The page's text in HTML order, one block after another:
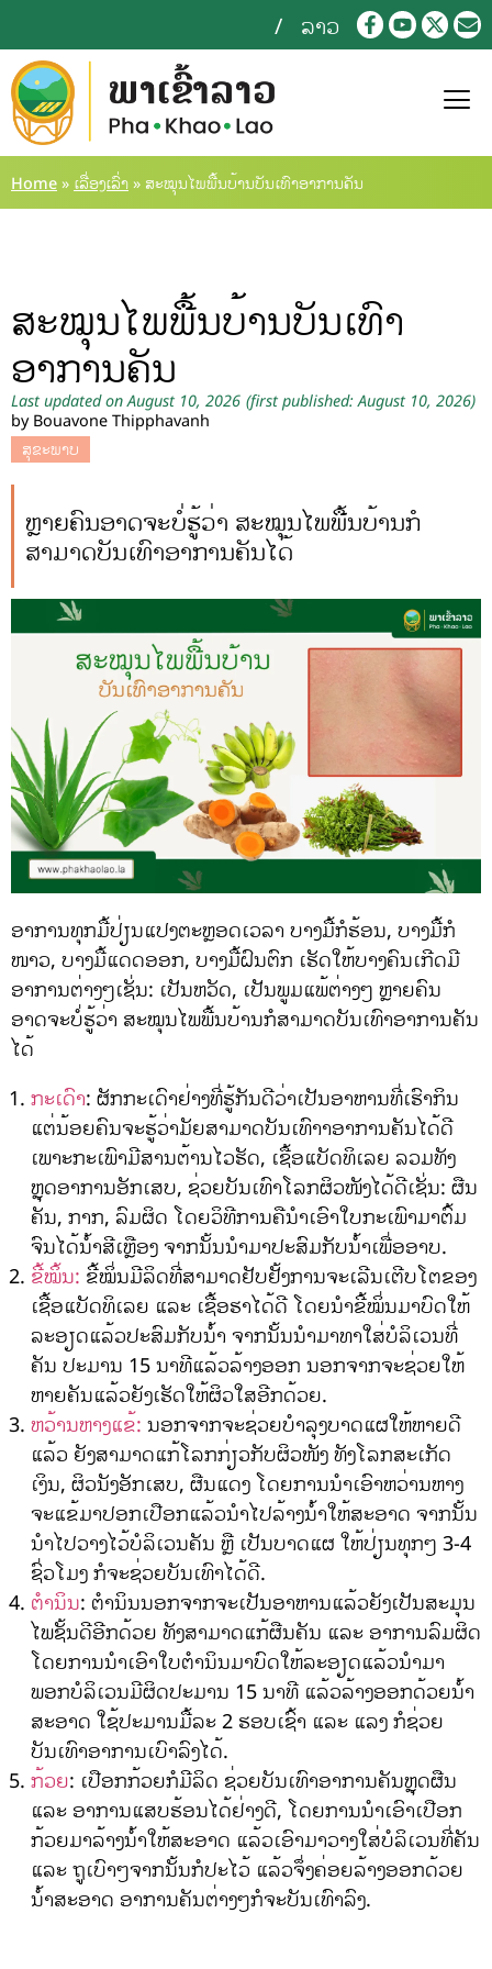
ລາວ
Home » ເລື່ອງເລົ່າ » ສະໝຸນໄພພື້ນບ້ານບັນເທົາອາການຄັນ
ສະໝຸນໄພພື້ນບ້ານບັນເທົາ
ອາການຄັນ
Last updated on August 10, 2026 (first published: August 10, 2026)
by Bouavone Thipphavanh
ສຸຂະພາບ
ຫຼາຍຄົນອາດຈະບໍ່ຮູ້ວ່າ ສະໝຸນໄພພື້ນບ້ານກໍ
ສາມາດບັນເທົາອາການຄັນໄດ້
ອາການທຸກມື້ປ່ຽນແປງຕະຫຼອດເວລາ ບາງມື້ກໍຮ້ອນ, ບາງມື້ກໍ
ໜາວ, ບາງມື້ແດດອອກ, ບາງມື້ຝົນຕົກ ເຮັດໃຫ້ບາງຄົນເກີດມີ
ອາການຕ່າງໆເຊັ່ນ: ເປັນຫວັດ, ເປັນພູມແພ້ຕ່າງໆ ຫຼາຍຄົນ
ອາດຈະບໍ່ຮູ້ວ່າ ສະໝຸນໄພພື້ນບ້ານກໍສາມາດບັນເທົາອາການຄັນ
ໄດ້
ກະເດົາ: ຜັກກະເດົາຢ່າງທີ່ຮູ້ກັນດີວ່າເປັນອາຫານທີ່ເຮົາກິນ
ແຕ່ນ້ອຍຄົນຈະຮູ້ວ່າມັຍສາມາດບັນເທົາາອາການຄັນໄດ້ດີ
ເພາະກະເພົາມີສານຕ້ານໄວຮັດ, ເຊື້ອແບັດທິເລຍ ລວມທັງ
ຫຼຸດອາການອັກເສບ, ຊ່ວຍບັນເທົາໂລກຜິວໜັງໄດ້ດີເຊັ່ນ: ຜືນ
ຄັນ, ກາກ, ລົມຜິດ ໂດຍວິທີການຄືນໍາເອົາໃບກະເພົາມາຕົ້ມ
ຈົນໄດ້ນໍ້າສີເຫຼືອງ ຈາກນັ້ນນໍາມາປະສົມກັບນໍ້າເພື່ອອາບ.
ຂີ້ໝິ້ນ: ຂີ້ໝິ່ນມີລິດທີ່ສາມາດຢັບຢັ້ງການຈະເລີນເຕີບໂຕຂອງ
ເຊື້ອແບັດທິເລຍ ແລະ ເຊື້ອຮາໄດ້ດີ ໂດຍນໍາຂີ້ໝິ່ນມາບົດໃຫ້
ລະອຽດແລ້ວປະສົມກັບນໍ້າ ຈາກນັ້ນນໍາມາທາໃສ່ບໍລິເວນທີ່
ຄັນ ປະມານ 15 ນາທີແລ້ວລ້າງອອກ ນອກຈາກຈະຊ່ວຍໃຫ້
ຫາຍຄັນແລ້ວຍັງເຮັດໃຫ້ຜິວໃສອີກດ້ວຍ.
ຫວ້ານຫາງແຂ້: ນອກຈາກຈະຊ່ວຍບໍາລຸງບາດແຜໃຫ້ຫາຍດີ
ແລ້ວ ຍັງສາມາດແກ້ໂລກກ່ຽວກັບຜິວໜັງ ທັງໂລກສະເກັດ
ເງິນ, ຜິວນັງອັກເສບ, ຜືນແດງ ໂດຍການນໍາເອົາຫວ່ານຫາງ
ຈະແຂ້ມາປອກເປືອກແລ້ວນໍາໄປລ້າງນໍ້າໃຫ້ສະອາດ ຈາກນັ້ນ
ນໍາໄປວາງໄວ້ບໍລິເວນຄັນ ຫຼື ເປັນບາດແຜ ໃຫ້ປ່ຽນທຸກໆ 3-4
ຊົ່ວໂມງ ກໍຈະຊ່ວຍບັນເທົາໄດ້ດີ.
ຕໍານິນ: ຕໍານິນນອກຈາກຈະເປັນອາຫານແລ້ວຍັງເປັນສະມຸນ
ໄພຊັ້ນດີອີກດ້ວຍ ທັງສາມາດແກ້ຜືນຄັນ ແລະ ອາການລົມຜິດ
ໂດຍການນໍາເອົາໃບຕໍານິນມາບົດໃຫ້ລະອຽດແລ້ວນໍາມາ
ພອກບໍລິເວນມີຜິດປະມານ 15 ນາທີ ແລ້ວລ້າງອອກດ້ວຍນໍ້າ
ສະອາດ ໃຊ້ປະມານມື້ລະ 2 ຮອບເຊົ້າ ແລະ ແລງ ກໍຊ່ວຍ
ບັນເທົາອາການເບົາລົງໄດ້.
ກ້ວຍ: ເປືອກກ້ວຍກໍມີລິດ ຊ່ວຍບັນເທົາອາການຄັນຫຼຸດຜືນ
ແລະ ອາການແສບຮ້ອນໄດ້ຢ່າງດີ, ໂດຍການນໍາເອົາເປືອກ
ກ້ວຍມາລ້າງນໍ້າໃຫ້ສະອາດ ແລ້ວເອົາມາວາງໃສ່ບໍລິເວນທີ່ຄັນ
ແລະ ຖູເບົາໆຈາກນັ້ນກໍປະໄວ້ ແລ້ວຈຶ່ງຄ່ອຍລ້າງອອກດ້ວຍ
ນໍ້າສະອາດ ອາການຄັນຕ່າງໆກໍຈະບັນເທົາລົງ.